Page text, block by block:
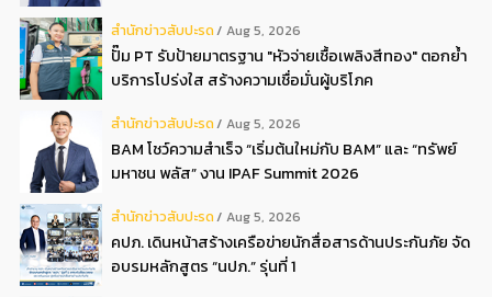
สํานักข่าวสับปะรด Aug 5, 2026
ปั๊ม PT รับป้ายมาตรฐาน "หัวจ่ายเชื้อเพลิงสีทอง" ตอกย้ำ
บริการโปร่งใส สร้างความเชื่อมั่นผู้บริโภค
สํานักข่าวสับปะรด Aug 5, 2026
BAM โชว์ความสำเร็จ “เริ่มต้นใหม่กับ BAM” และ “ทรัพย์
มหาชน พลัส” งาน IPAF Summit 2026
สํานักข่าวสับปะรด Aug 5, 2026
คปภ. เดินหน้าสร้างเครือข่ายนักสื่อสารด้านประกันภัย จัด
อบรมหลักสูตร “นปภ.” รุ่นที่ 1